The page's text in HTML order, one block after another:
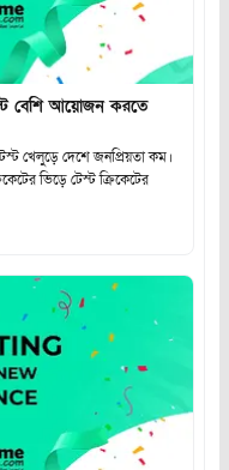
বেশি আয়োজন করতে
খেলুড়ে দেশে জনপ্রিয়তা কম।
ভিড়ে টেস্ট ক্রিকেটের